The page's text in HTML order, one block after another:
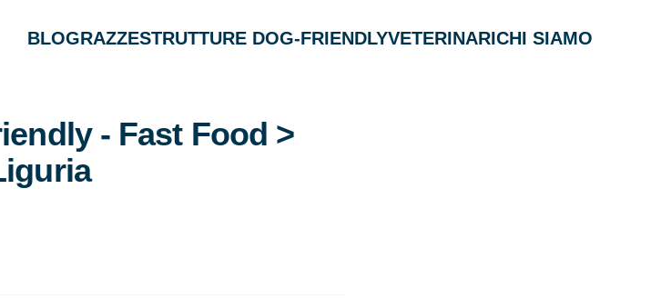
BLOGRAZZESTRUTTURE DOG-FRIENDLYVETERINARICHI SIAMO
- Fast Food >